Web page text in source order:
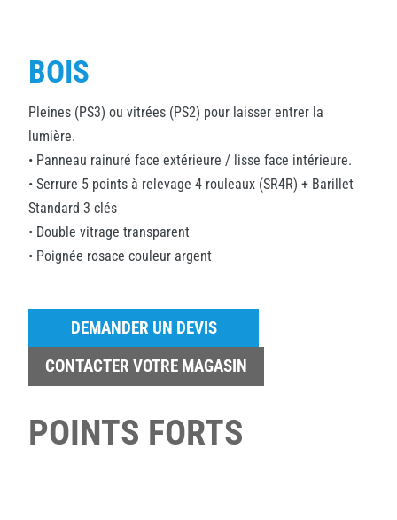
BOIS
Pleines (PS3) ou vitrées (PS2) pour laisser entrer la
lumière.
• Panneau rainuré face extérieure / lisse face intérieure.
• Serrure 5 points à relevage 4 rouleaux (SR4R) + Barillet
Standard 3 clés
• Double vitrage transparent
• Poignée rosace couleur argent
DEMANDER UN DEVIS
CONTACTER VOTRE MAGASIN
POINTS FORTS